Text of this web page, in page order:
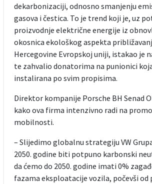
dekarbonizaciji, odnosno smanjenju
gasova i čestica. To je trend koji je, uz
proizvodnje električne energije iz
okosnica ekološkog aspekta
Hercegovine Evropskoj uniji, istakao je
te zahvalio donatorima na punionici
instalirana po svim propisima.
Direktor kompanije Porsche BH Senad
kako ova firma intenzivno radi na
mobilnosti.
– Slijedimo globalnu strategiju VW
2050. godine biti potpuno karbonski
da ćemo do 2050. godine imati 0%
fazama eksploatacije vozila, počevši od